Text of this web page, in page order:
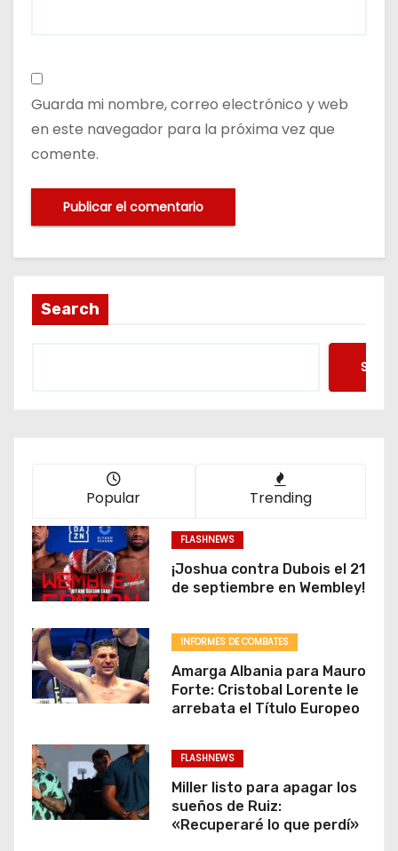
Guarda mi nombre, correo electrónico y web
en este navegador para la próxima vez que
comente.
Search
Popular Trending
FLASHNEWS
¡Joshua contra Dubois el 21
de septiembre en Wembley!
INFORMES DE COMBATES
Amarga Albania para Mauro
Forte: Cristobal Lorente le
arrebata el Título Europeo
FLASHNEWS
Miller listo para apagar los
sueños de Ruiz:
«Recuperaré lo que perdí»